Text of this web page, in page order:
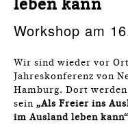
Workshop am
Wir sind wieder vor
Jahreskonferenz von
Hamburg. Dort
sein „Als Freier ins
im Ausland leben kann“